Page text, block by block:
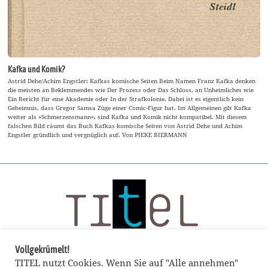
Kafka und Komik?
Astrid Dehe/Achim Engstler: Kafkas komische Seiten Beim Namen Franz Kafka denken
die meisten an Beklemmendes wie Der Prozess oder Das Schloss, an Unheimliches wie
Ein Bericht für eine Akademie oder In der Strafkolonie. Dabei ist es eigentlich kein
Geheimnis, dass Gregor Samsa Züge einer Comic-Figur hat. Im Allgemeinen gilt Kafka
weiter als »Schmerzensmann«, sind Kafka und Komik nicht kompatibel. Mit diesem
falschen Bild räumt das Buch Kafkas komische Seiten von Astrid Dehe und Achim
Engstler gründlich und vergnüglich auf. Von PIEKE BIERMANN
Vollgekrümelt!
TITEL nutzt Cookies. Wenn Sie auf "Alle annehmen"